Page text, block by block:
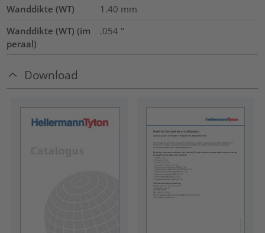
Wanddikte (WT)
1.40 mm
Wanddikte (WT) (im
peraal)
.054 "
Download